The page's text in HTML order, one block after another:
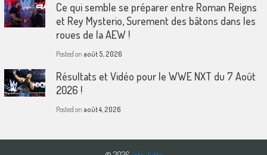
Ce qui semble se préparer entre Roman Reigns
et Rey Mysterio, Surement des bâtons dans les
roues de la AEW !
Posted on août 5, 2026
Résultats et Vidéo pour le WWE NXT du 7 Août
2026 !
Posted on août 4, 2026